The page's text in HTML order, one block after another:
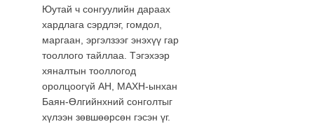
Юутай ч сонгуулийн дараах
хардлага сэрдлэг, гомдол,
маргаан, эргэлзээг энэхүү гар
тооллого тайллаа. Тэгэхээр
хяналтын тооллогод
оролцоогүй АН, МАХН-ынхан
Баян-Өлгийнхний сонголтыг
хүлээн зөвшөөрсөн гэсэн үг.